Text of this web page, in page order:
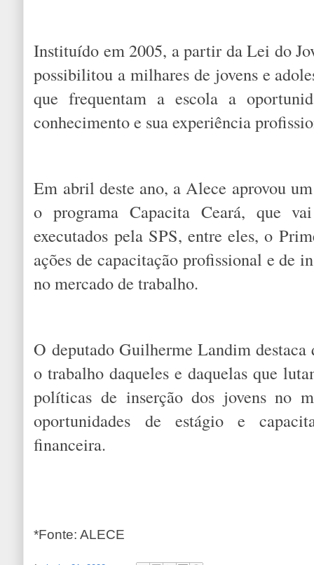
Instituído em 2005, a partir da Lei do
possibilitou a milhares de jovens e
que frequentam a escola a
conhecimento e sua experiência
Em abril deste ano, a Alece aprovou
o programa Capacita Ceará, que
executados pela SPS, entre eles, o
ações de capacitação profissional e de
no mercado de trabalho.
O deputado Guilherme Landim
o trabalho daqueles e daquelas que
políticas de inserção dos jovens no
oportunidades de estágio e
financeira.
*Fonte: ALECE